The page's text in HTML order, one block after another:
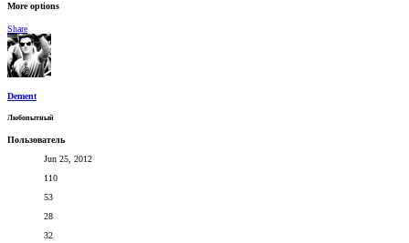
More options
Share
Dement
Любопытный
Пользователь
Jun 25, 2012
110
53
28
32